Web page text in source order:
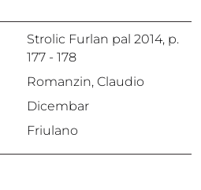
Strolic Furlan pal 2014, p.
177 - 178
Romanzin, Claudio
Dicembar
Friulano